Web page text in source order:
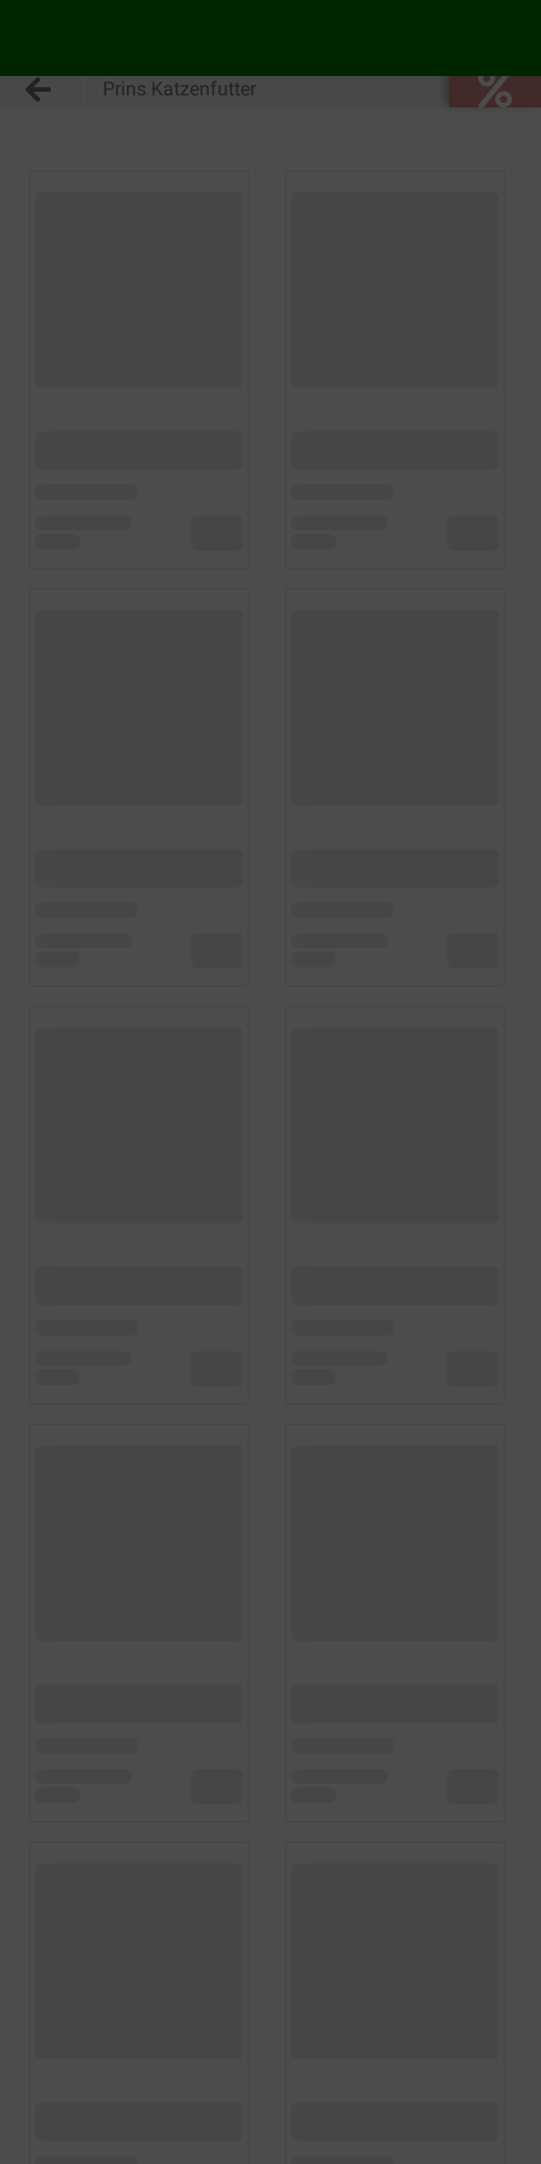
Prins Katzenfutter